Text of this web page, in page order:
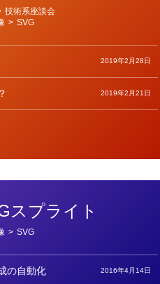
技術系座談会
> SVG
2019年2月28日
2019年2月21日
スプライト
> SVG
の自動化 2016年4月14日